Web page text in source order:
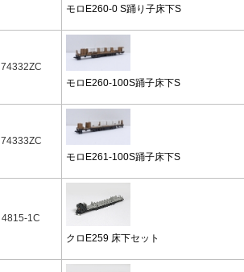
モロE260-0 S踊り子床下S
74332ZC
モロE260‐100S踊子床下S
74333ZC
モロE261‐100S踊子床下S
4815-1C
クロE259 床下セット